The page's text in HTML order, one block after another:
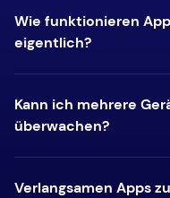
Wie funktionieren
eigentlich?
Kann ich mehrere
überwachen?
Verlangsamen Apps